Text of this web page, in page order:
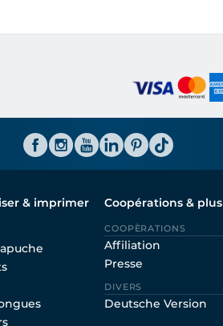
& imprimer
Coopérations & plus
COOPÈRATIONS
Affiliation
Presse
DIVERS
Deutsche Version